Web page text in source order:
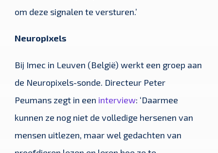
om deze signalen te versturen.’
Neuropixels
Bij Imec in Leuven (België) werkt een groep aan
de Neuropixels-sonde. Directeur Peter
Peumans zegt in een interview: ‘Daarmee
kunnen ze nog niet de volledige hersenen van
mensen uitlezen, maar wel gedachten van